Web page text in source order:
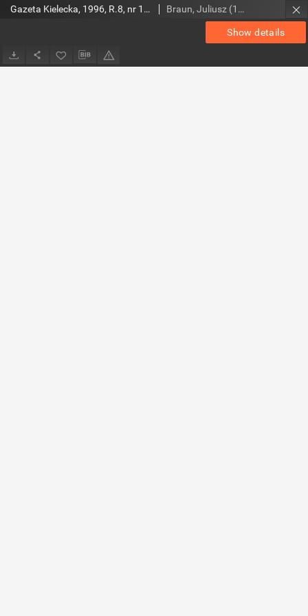
Show details
Gazeta Kielecka, 1996, R.8, nr 141 Braun, Juliusz (1948- ). Red.